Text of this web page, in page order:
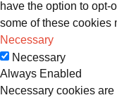
have the option to opt-
some of these cookies
Necessary
Necessary
Always Enabled
Necessary cookies